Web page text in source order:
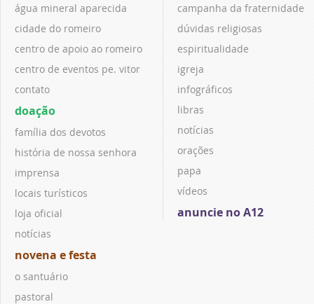
água mineral aparecida
cidade do romeiro
centro de apoio ao romeiro
centro de eventos pe. vitor
contato
doação
família dos devotos
história de nossa senhora
imprensa
locais turísticos
loja oficial
notícias
novena e festa
o santuário
pastoral
campanha da fraternidade
dúvidas religiosas
espiritualidade
igreja
infográficos
libras
notícias
orações
papa
vídeos
anuncie no A12